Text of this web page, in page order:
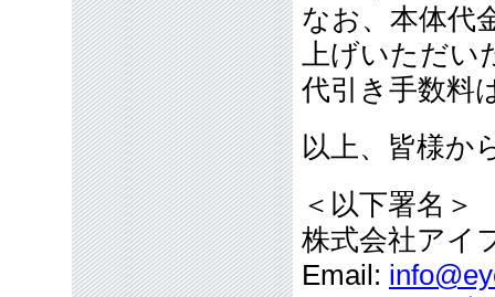
なお、本体代
上げいただい
代引き手数料
以上、皆様か
＜以下署名＞
株式会社アイ
Email: